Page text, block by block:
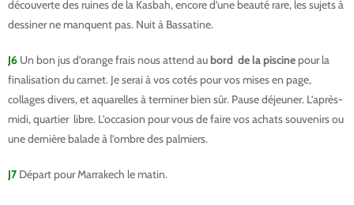
découverte des ruines de la Kasbah, encore d’une beauté rare, les sujets à
dessiner ne manquent pas. Nuit à Bassatine.
J6 Un bon jus d’orange frais nous attend aubord de la piscine pour la
finalisation du carnet. Je serai à vos cotés pour vos mises en page,
collages divers, et aquarelles à terminer bien sûr. Pause déjeuner. L’après-
midi, quartier libre. L’occasion pour vous de faire vos achats souvenirs ou
une dernière balade à l’ombre des palmiers.
J7 Départ pour Marrakech le matin.